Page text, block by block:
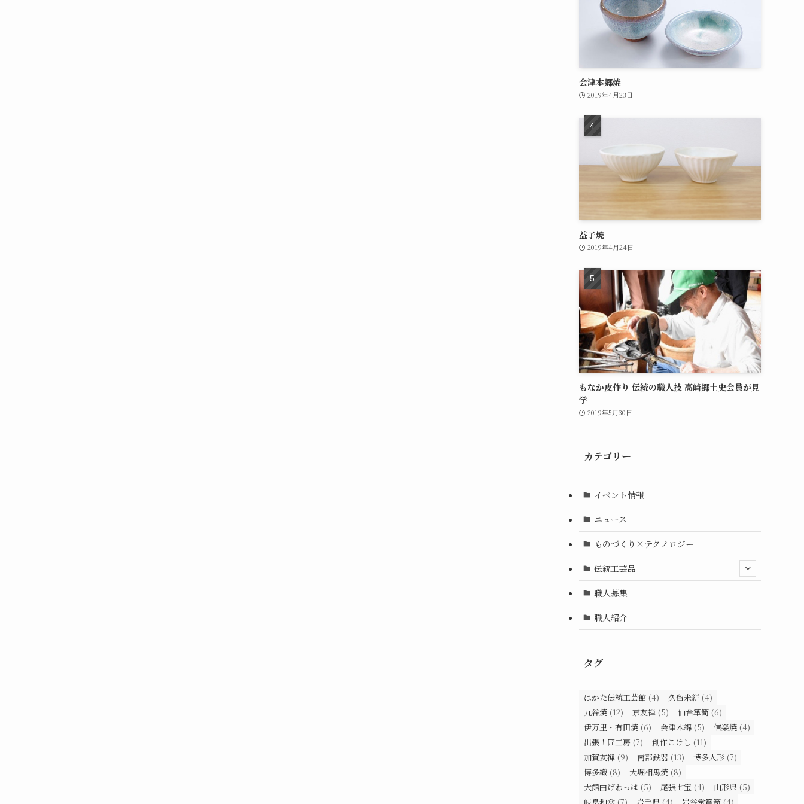
会津本郷焼
2019年4月23日
益子焼
2019年4月24日
もなか皮作り 伝統の職人技 高崎郷土史会員が見
学
2019年5月30日
カテゴリー
イベント情報
ニュース
ものづくり×テクノロジー
伝統工芸品
職人募集
職人紹介
タグ
はかた伝統工芸館 (4) 久留米絣 (4)
九谷焼 (12) 京友禅 (5) 仙台箪笥 (6)
伊万里・有田焼 (6) 会津木綿 (5) 信楽焼 (4)
出張！匠工房 (7) 創作こけし (11)
加賀友禅 (9) 南部鉄器 (13) 博多人形 (7)
博多織 (8) 大堀相馬焼 (8)
大館曲げわっぱ (5) 尾張七宝 (4) 山形県 (5)